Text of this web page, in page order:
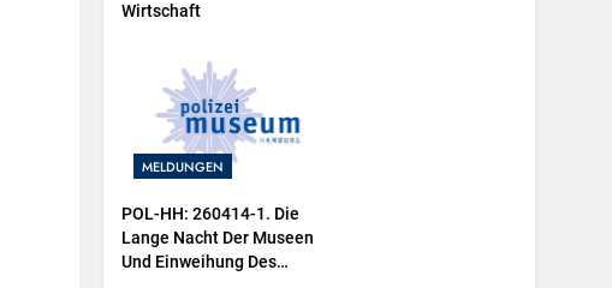
Wirtschaft
MELDUNGEN
POL-HH: 260414-1. Die
Lange Nacht Der Museen
Und Einweihung Des